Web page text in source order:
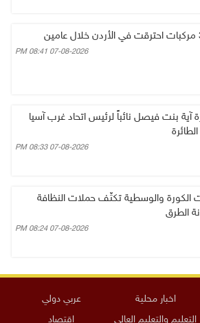
07-08-2026 08:41 PM
آية بنت فيصل نائباً لرئيس اتحاد غرب آسيا
07-08-2026 08:33 PM
الكورة والوسطية تكثّف حملات النظافة
الطرق
07-08-2026 08:24 PM
اخبار محلية
عربي دولي
التعليم والتعليم العالي
اقتصاد